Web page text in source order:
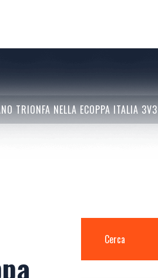
TRIONFA NELLA ECOPPA ITALIA 3V3